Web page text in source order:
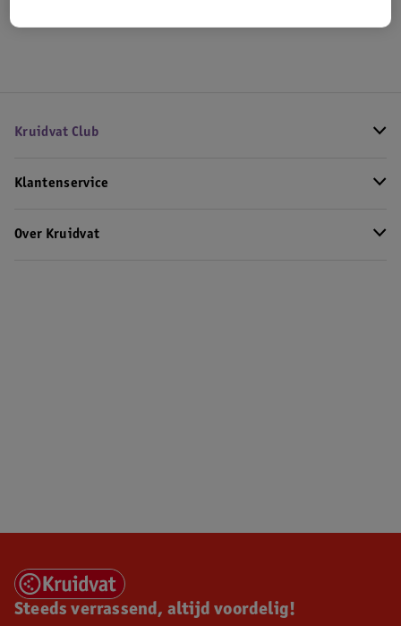
Kruidvat Club
Klantenservice
Over Kruidvat
Steeds verrassend, altijd voordelig!